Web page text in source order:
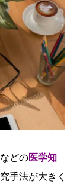
どの医学知
手法が大きく